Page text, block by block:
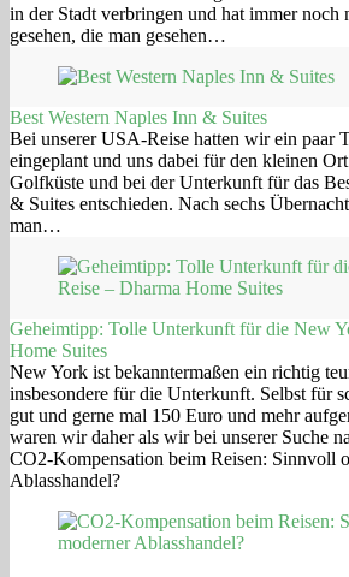
in der Stadt verbringen und hat immer
gesehen, die man gesehen…
Best Western Naples Inn & Suites
Bei unserer USA-Reise hatten wir ein paar
eingeplant und uns dabei für den kleinen
Golfküste und bei der Unterkunft für das
& Suites entschieden. Nach sechs
man…
Geheimtipp: Tolle Unterkunft für die New
Home Suites
New York ist bekanntermaßen ein richtig
insbesondere für die Unterkunft. Selbst für
gut und gerne mal 150 Euro und mehr
waren wir daher als wir bei unserer Suche
CO2-Kompensation beim Reisen: Sinnvoll
Ablasshandel?